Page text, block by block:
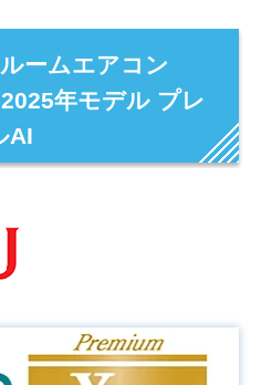
ームエアコン
年モデル プレ
AI